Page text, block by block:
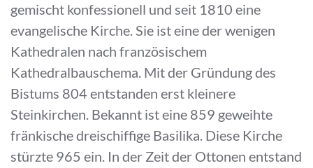
gemischt konfessionell und seit 1810 eine
evangelische Kirche. Sie ist eine der wenigen
Kathedralen nach französischem
Kathedralbauschema. Mit der Gründung des
Bistums 804 entstanden erst kleinere
Steinkirchen. Bekannt ist eine 859 geweihte
fränkische dreischiffige Basilika. Diese Kirche
stürzte 965 ein. In der Zeit der Ottonen entstand